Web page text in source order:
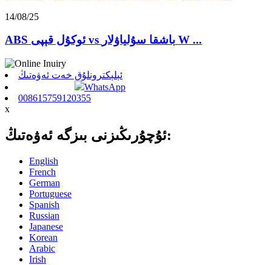
14/08/25
ABS ئوكۇل قېپى vs باشقا سۇلياۋلار W ...
ئېلېكترونلۇق خەت ئەۋەتىڭ
WhatsApp
008615759120355
x
ئۇچۇرىڭىزنى بىزگە ئەۋەتىڭ:
English
French
German
Portuguese
Spanish
Russian
Japanese
Korean
Arabic
Irish